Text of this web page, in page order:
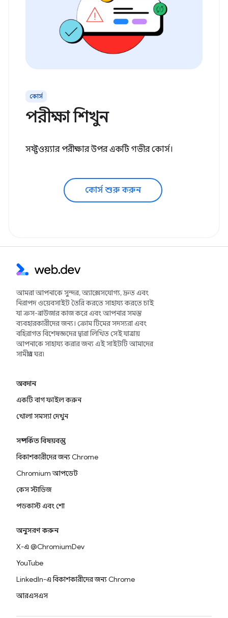
কোর্স
পরীক্ষা শিখুন
সফ্টওয়্যার পরীক্ষার উপর একটি গভীর কোর্স।
কোর্স শুরু করুন
আমরা আপনাকে সুন্দর, অ্যাক্সেসযোগ্য, দ্রুত এবং
নিরাপদ ওয়েবসাইট তৈরি করতে সাহায্য করতে চাই
যা ক্রস-ব্রাউজার কাজ করে এবং আপনার সমস্ত
ব্যবহারকারীদের জন্য। ক্রোম টিমের সদস্যরা এবং
বহিরাগত বিশেষজ্ঞদের দ্বারা লিখিত সেই যাত্রায়
আপনাকে সাহায্য করার জন্য এই সাইটটি আমাদের
সামগ্রীর ঘর৷
অবদান
একটি বাগ ফাইল করুন
খোলা সমস্যা দেখুন
সম্পর্কিত বিষয়বস্তু
বিকাশকারীদের জন্য Chrome
Chromium আপডেট
কেস স্টাডিজ
পডকাস্ট এবং শো
অনুসরণ করুন
X-এ @ChromiumDev
YouTube
LinkedIn-এ বিকাশকারীদের জন্য Chrome
আরএসএস